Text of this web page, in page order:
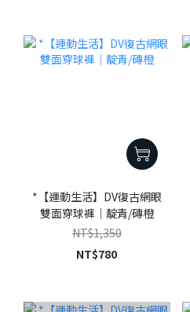
*【運動生活】DV復古網眼
雙面穿球褲｜靛青/磚橙
NT$1,350
NT$780